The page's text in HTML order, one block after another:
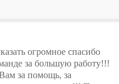
огромное спасибо
за большую работу!!!
за помощь, за